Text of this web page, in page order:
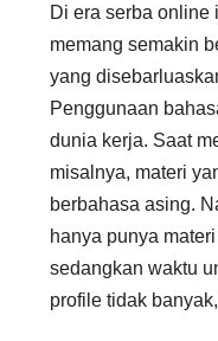
Di era serba online
memang semakin
yang
Penggunaan
dunia kerja. Saat
misalnya, materi
berbahasa asing.
hanya punya
sedangkan waktu
profile tidak banyak,